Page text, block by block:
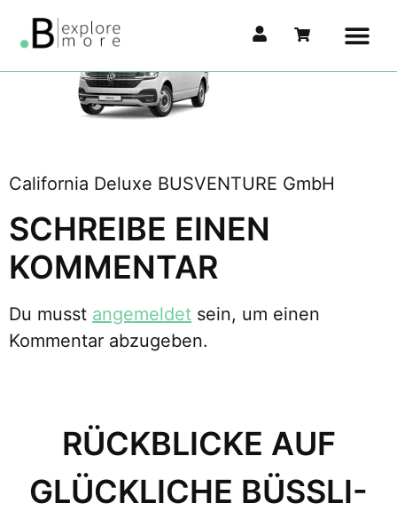
California Deluxe BUSVENTURE GmbH
SCHREIBE EINEN
KOMMENTAR
Du musst angemeldet sein, um einen
Kommentar abzugeben.
RÜCKBLICKE AUF
GLÜCKLICHE BÜSSLI-